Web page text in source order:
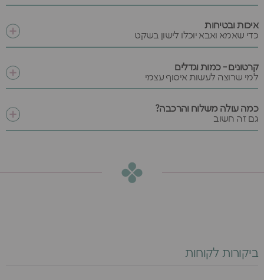
איכות ובטיחות
כדי שאמא ואבא יוכלו לישון בשקט
קרטונים - כמות וגדלים
למי שרוצה לעשות איסוף עצמי
כמה עולה משלוח והרכבה?
גם זה חשוב
ביקורות לקוחות